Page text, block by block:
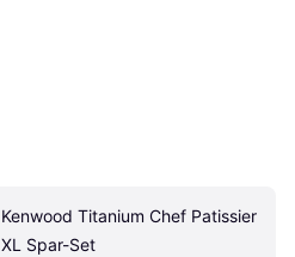
Kenwood Titanium Chef Patissier
XL Spar-Set